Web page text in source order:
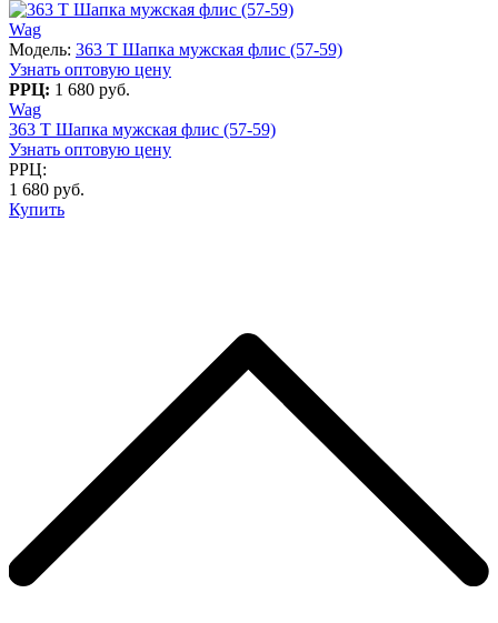
Wag
Модель: 363 T Шапка мужская флис (57-59)
Узнать оптовую цену
РРЦ: 1 680 руб.
Wag
363 T Шапка мужская флис (57-59)
Узнать оптовую цену
РРЦ:
1 680 руб.
Купить